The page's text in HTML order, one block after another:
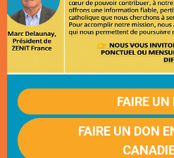
FAIRE UN
FAIRE UN DON